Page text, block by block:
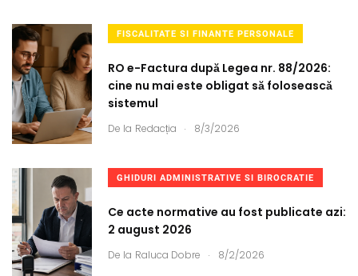
FISCALITATE SI FINANTE PERSONALE
RO e-Factura după Legea nr. 88/2026:
cine nu mai este obligat să folosească
sistemul
De la Redacția . 8/3/2026
GHIDURI ADMINISTRATIVE SI BIROCRATIE
Ce acte normative au fost publicate azi:
2 august 2026
De la Raluca Dobre . 8/2/2026